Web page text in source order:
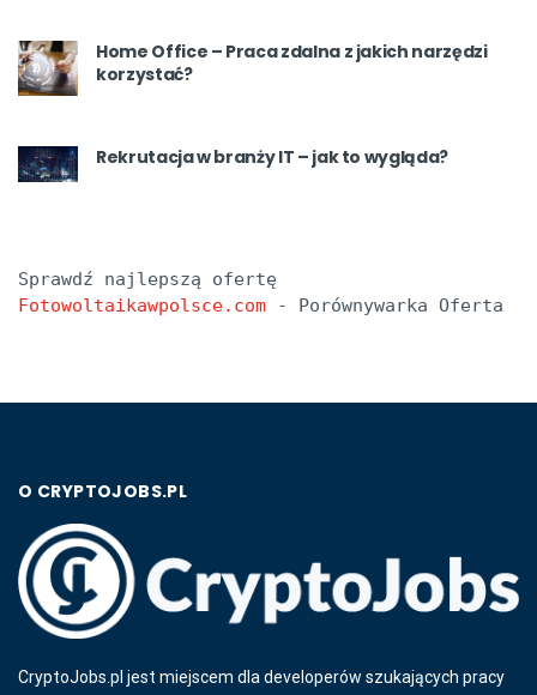
Home Office – Praca zdalna z jakich narzędzi
korzystać?
Rekrutacja w branży IT – jak to wygląda?
Fotowoltaikawpolsce.com - Porównywarka Oferta
O CRYPTOJOBS.PL
CryptoJobs.pl jest miejscem dla developerów szukających pracy